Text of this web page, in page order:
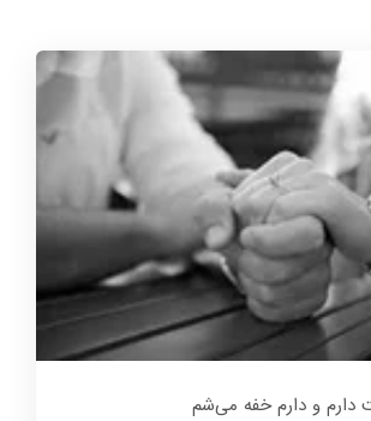
دارم و دارم خفه می‌شم